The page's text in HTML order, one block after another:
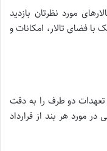
مورد نظرتان بازدید
با فضای تالار، امکانات و
و تعهدات دو طرف را به دقت
در مورد هر بند از قرارداد